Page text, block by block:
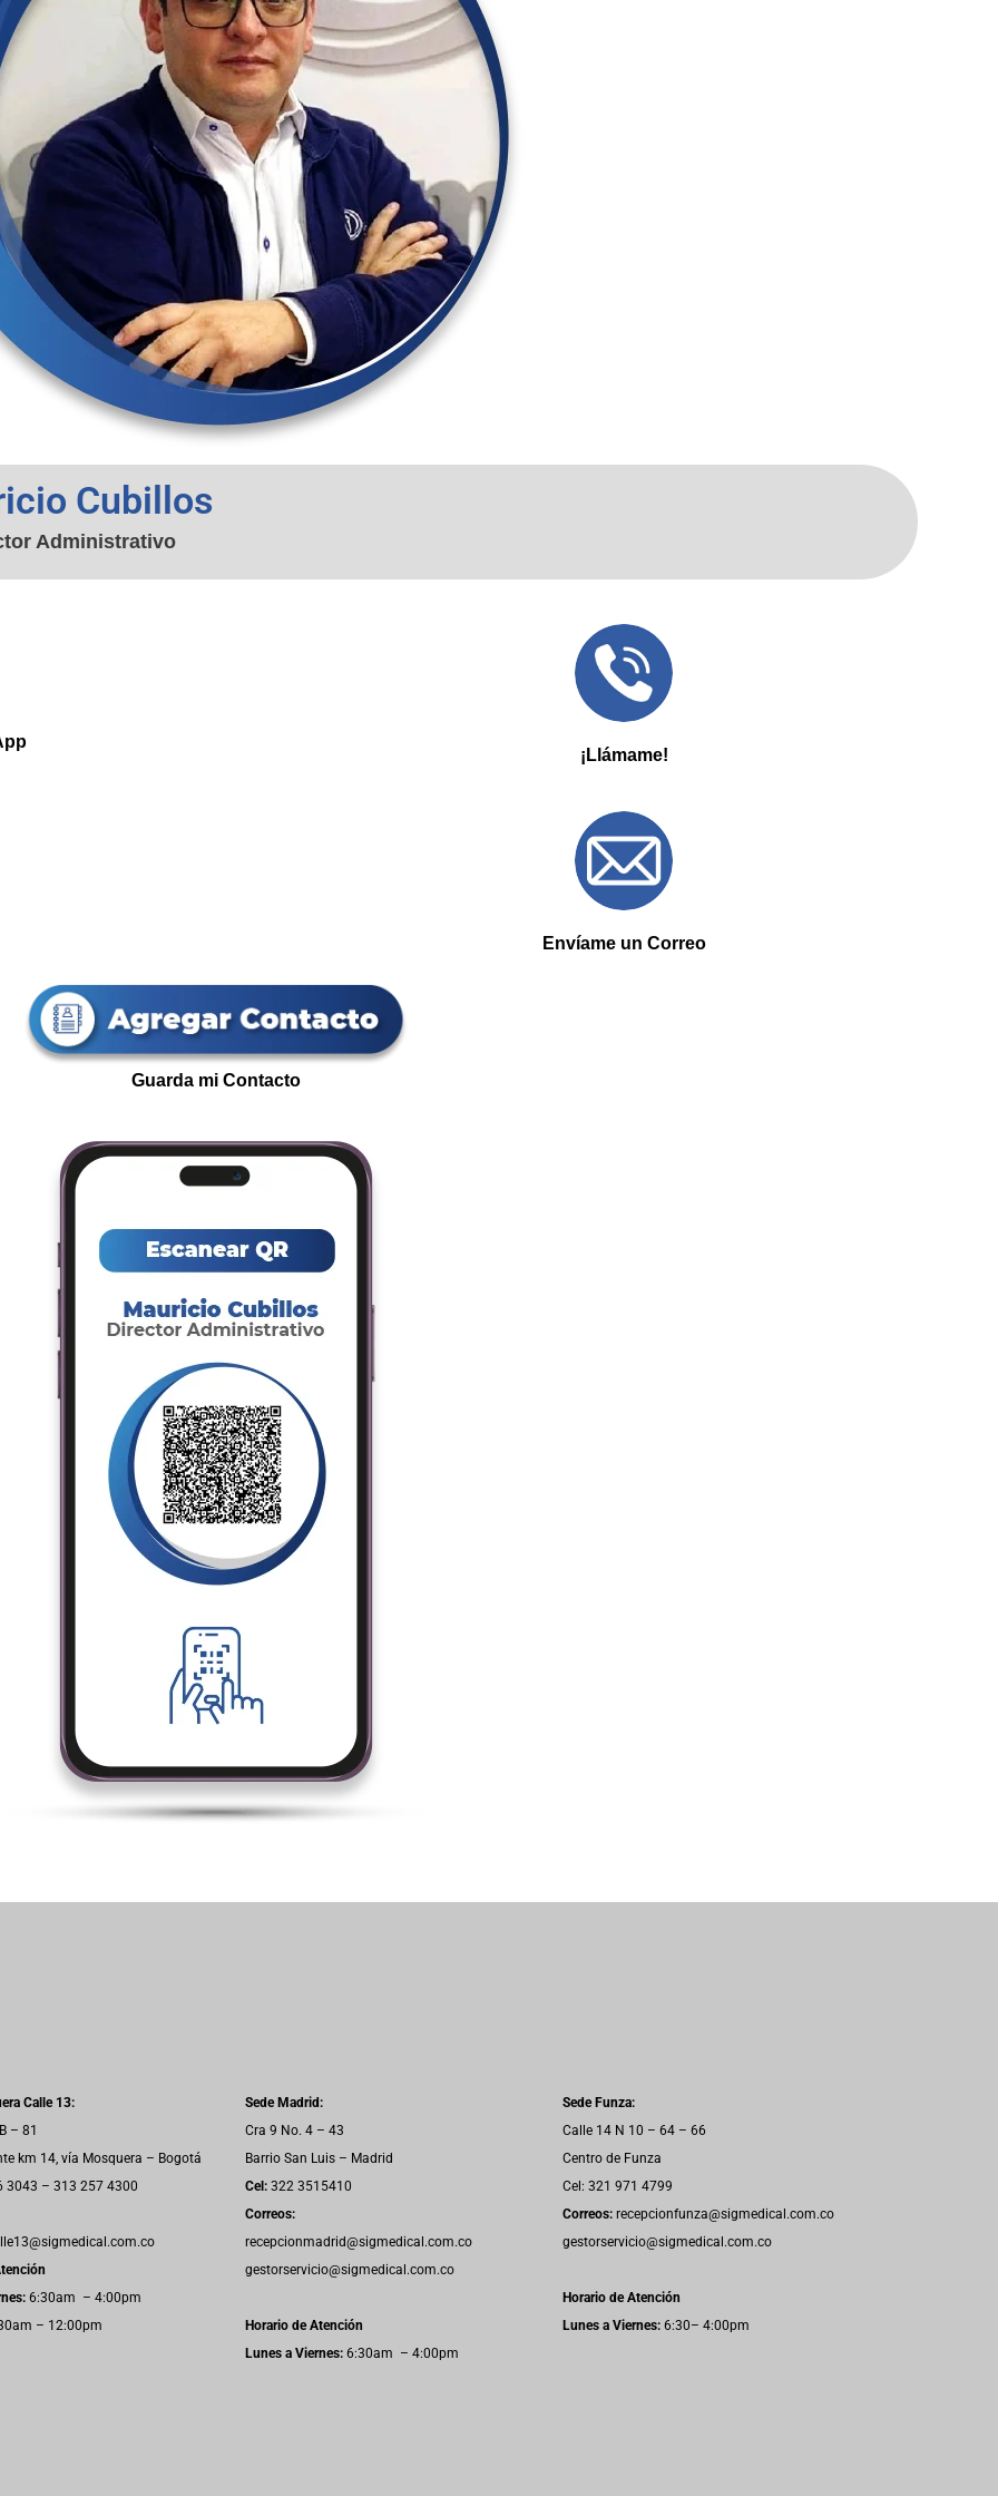
Cubillos
Administrativo
¡Llámame!
Envíame un Correo
Guarda mi Contacto
Calle 13:
– 81
km 14, vía Mosquera – Bogotá
3043 – 313 257 4300
6:30am – 4:00pm
– 12:00pm
Sede Madrid:
Cra 9 No. 4 – 43
Barrio San Luis – Madrid
Cel: 322 3515410
Correos:
recepcionmadrid@sigmedical.com.co
gestorservicio@sigmedical.com.co
Horario de Atención
Lunes a Viernes: 6:30am – 4:00pm
Sede Funza:
Calle 14 N 10 – 64 – 66
Centro de Funza
Cel: 321 971 4799
Correos: recepcionfunza@sigmedical.com.co
gestorservicio@sigmedical.com.co
Horario de Atención
Lunes a Viernes: 6:30– 4:00pm